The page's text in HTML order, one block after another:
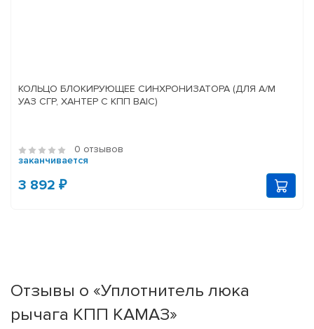
КОЛЬЦО БЛОКИРУЮЩЕЕ СИНХРОНИЗАТОРА (ДЛЯ А/М
УАЗ СГР, ХАНТЕР С КПП BAIC)
0 отзывов
заканчивается
3 892 ₽
Отзывы о «Уплотнитель люка
рычага КПП КАМАЗ»